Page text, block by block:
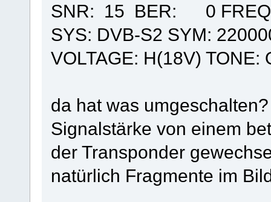
SNR: 15 BER: 0 FREQ:
SYS: DVB-S2 SYM:
VOLTAGE: H(18V) TONE:
da hat was
Signalstärke von einem
der Transponder
natürlich Fragmente im